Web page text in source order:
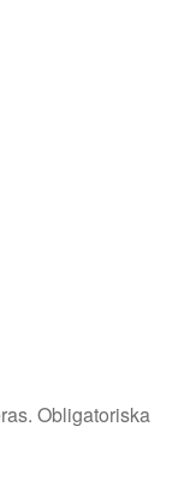
Obligatoriska